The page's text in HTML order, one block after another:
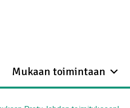
Mukaan toimintaan